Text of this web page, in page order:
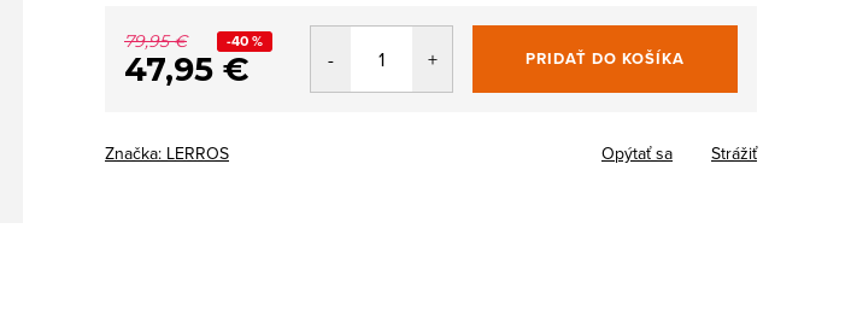
79,95 € -40 %
47,95 € PRIDAŤ DO KOŠÍKA
Značka: LERROS Opýtať sa Strážiť